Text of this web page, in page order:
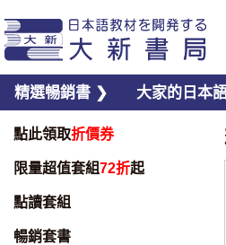
精選暢銷書 ❯ 大家的日本
點此領取折價券
限量超值套組72折起
點讀套組
暢銷套書